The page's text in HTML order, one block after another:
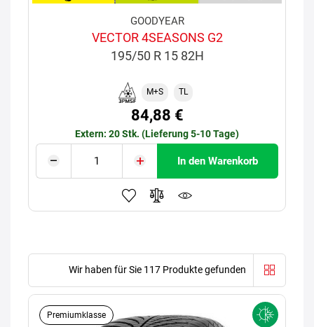
GOODYEAR
VECTOR 4SEASONS G2
195/50 R 15 82H
M+S TL
84,88 €
Extern: 20 Stk. (Lieferung 5-10 Tage)
In den Warenkorb
Wir haben für Sie 117 Produkte gefunden
Premiumklasse